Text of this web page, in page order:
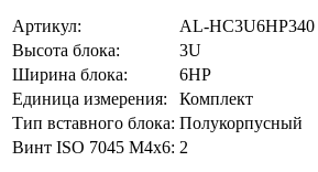
Артикул:
AL-HC3U6HP340
Высота блока:
3U
Ширина блока:
6HP
Единица измерения:
Комплект
Тип вставного блока: Полукорпусный
Винт ISO 7045 M4х6: 2